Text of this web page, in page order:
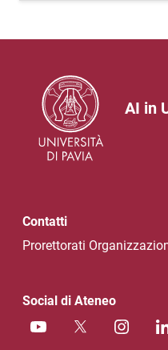
AI in
Contatti
Prorettorati
Social di Ateneo